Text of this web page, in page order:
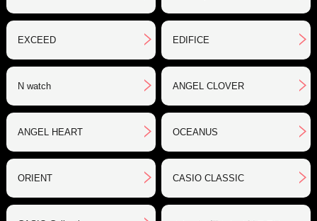
EXCEED EDIFICE
N watch ANGEL CLOVER
ANGEL HEART OCEANUS
ORIENT CASIO CLASSIC